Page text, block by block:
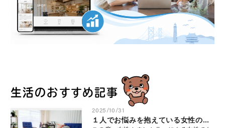
生活のおすすめ記事
2025/10/31
１人でお悩みを抱えている女性の方、ぜひ一度ご相談を。下関カウンセリングオフィス i